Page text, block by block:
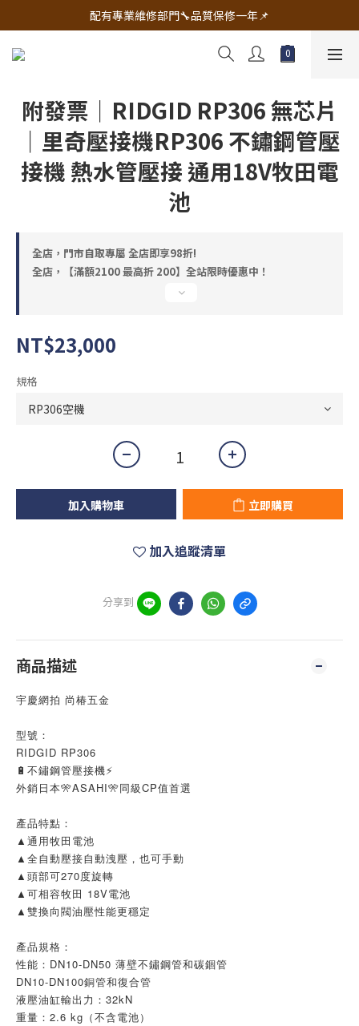
🔧電動工具&五金唯一首選 宇慶五金網拍🔧
配有專業維修部門🔧品質保修一年📌
🔧電動工具&五金唯一首選 宇慶五金網拍🔧
附發票｜RIDGID RP306 無芯片
｜里奇壓接機RP306 不鏽鋼管壓
接機 熱水管壓接 通用18V牧田電
池
全店，門市自取專屬 全店即享98折!
全店，【滿額2100 最高折 200】全站限時優惠中！
NT$23,000
規格
加入購物車 立即購買
加入追蹤清單
分享到
商品描述
宇慶網拍 尚椿五金
型號：
RIDGID RP306
🔋不鏽鋼管壓接機⚡
外銷日本🎌ASAHI🎌同級CP值首選
產品特點：
▲通用牧田電池
▲全自動壓接自動洩壓，也可手動
▲頭部可270度旋轉
▲可相容牧田 18V電池
▲雙換向閥油壓性能更穩定
產品規格：
性能：DN10-DN50 薄壁不鏽鋼管和碳錮管
DN10-DN100銅管和復合管
液壓油缸輸出力：32kN
重量：2.6 kg（不含電池）